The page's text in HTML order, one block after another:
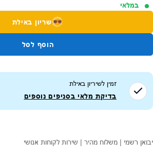
במלאי
שריון באילת
הוסף לסל
זמין לשיריון באילת
בדיקת מלאי בסניפים נוספים
יבואן רשמי | משלוח מהיר | שירות לקוחות אנושי